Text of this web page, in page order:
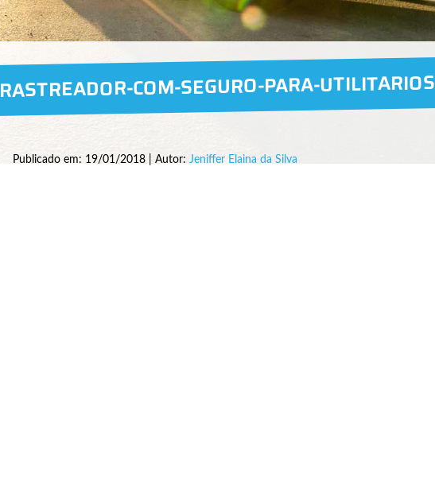
RASTREADOR-COM-SEGURO-PARA-UTILITARIOS
Publicado em: 19/01/2018 | Autor: Jeniffer Elaina da Silva